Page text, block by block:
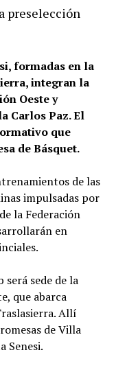
preselección
formadas en la
integran la
Oeste y
Carlos Paz. El
que
de Básquet.
de las
impulsadas por
la Federación
en
sede de la
que abarca
Allí
de Villa
Senesi.